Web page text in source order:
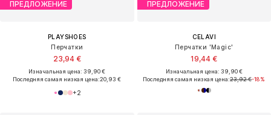
ПРЕДЛОЖЕНИЕ
PLAYSHOES
Перчатки
23,94 €
Изначальная цена: 39,90 €
Последняя самая низкая цена:20,93 €
+2
ПРЕДЛОЖЕНИЕ
CELAVI
Перчатки 'Magic'
19,44 €
Изначальная цена: 39,90 €
Последняя самая низкая цена:23,92 €-18%